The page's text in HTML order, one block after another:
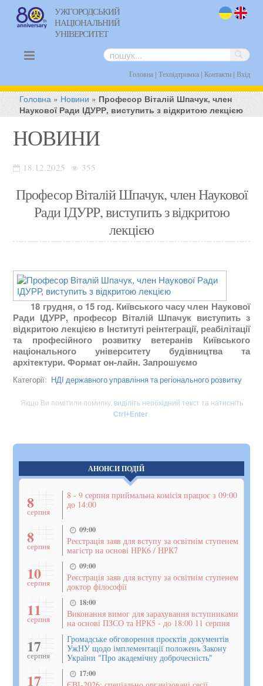
УЖГОРОДСЬКИЙ
НАЦІОНАЛЬНИЙ
УНІВЕРСИТЕТ
Головна| Техпідтримка| Контакти| Вхід
Головна » Новини » Професор Віталій Шпачук, член
Наукової Ради ІДУРР, виступить з відкритою лекцією
НОВИНИ
18.12.2025 355
Професор Віталій Шпачук, член Наукової
Ради ІДУРР, виступить з відкритою
лекцією
18 грудня, о 15 год. Київського часу член Наукової
Ради ІДУРР, професор Віталій Шпачук виступить з
відкритою лекцією в Інституті реінтеграції, реабілітації
та професійного розвитку ветеранів Київського
національного університету будівництва та
архітектури. Формат он-лайн. Запрошуємо
Категорії: НДІ державного управління та регіонального розвитку
Якщо Ви помітили помилку, виділіть необхідний текст та натисніть
Ctrl+Enter
АНОНСИ ПОДІЙ
8
серпня
8 - 9 серпня приймальна комісія працює з 09:00
до 14:00
8
серпня
09:00
Реєстрація заяв для вступу за освітнім ступенем
магістр на основі НРК6 / НРК7
10
серпня
09:00
Реєстрація заяв для вступу за освітнім ступенем
доктор філософії
11
серпня
18:00
Виконання вимог для зарахування вступниками
на основі ПЗСО та НРК5 - до 18:00 11 серпня
17
серпня
Громадське обговорення проєктів документів
УжНУ щодо імплементації положень Закону
України "Про академічну доброчесність"
17 17:00